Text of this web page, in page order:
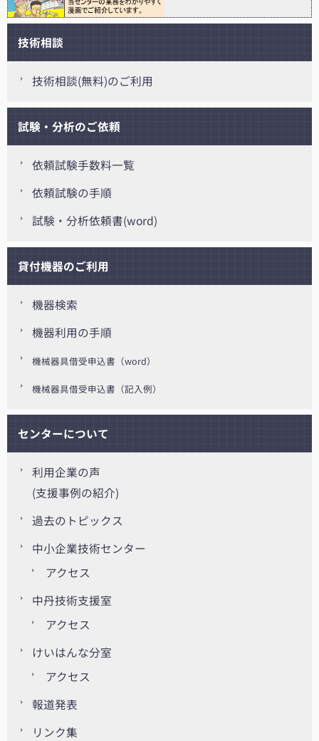
技術相談
技術相談(無料)のご利用
試験・分析のご依頼
依頼試験手数料一覧
依頼試験の手順
試験・分析依頼書(word)
貸付機器のご利用
機器検索
機器利用の手順
機械器具借受申込書（word）
機械器具借受申込書（記入例）
センターについて
利用企業の声
(支援事例の紹介)
過去のトピックス
中小企業技術センター
アクセス
中丹技術支援室
アクセス
けいはんな分室
アクセス
報道発表
リンク集